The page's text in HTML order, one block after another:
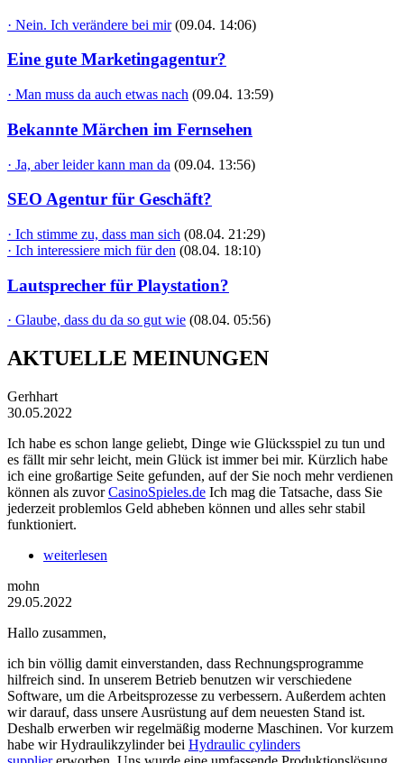
· Nein. Ich verändere bei mir (09.04. 14:06)
Eine gute Marketingagentur?
· Man muss da auch etwas nach (09.04. 13:59)
Bekannte Märchen im Fernsehen
· Ja, aber leider kann man da (09.04. 13:56)
SEO Agentur für Geschäft?
· Ich stimme zu, dass man sich (08.04. 21:29)
· Ich interessiere mich für den (08.04. 18:10)
Lautsprecher für Playstation?
· Glaube, dass du da so gut wie (08.04. 05:56)
AKTUELLE MEINUNGEN
Gerhhart
30.05.2022
Ich habe es schon lange geliebt, Dinge wie Glücksspiel zu tun und
es fällt mir sehr leicht, mein Glück ist immer bei mir. Kürzlich habe
ich eine großartige Seite gefunden, auf der Sie noch mehr verdienen
können als zuvorCasinoSpieles.de Ich mag die Tatsache, dass Sie
jederzeit problemlos Geld abheben können und alles sehr stabil
funktioniert.
weiterlesen
mohn
29.05.2022
Hallo zusammen,
ich bin völlig damit einverstanden, dass Rechnungsprogramme
hilfreich sind. In unserem Betrieb benutzen wir verschiedene
Software, um die Arbeitsprozesse zu verbessern. Außerdem achten
wir darauf, dass unsere Ausrüstung auf dem neuesten Stand ist.
Deshalb erwerben wir regelmäßig moderne Maschinen. Vor kurzem
habe wir Hydraulikzylinder bei Hydraulic cylinders